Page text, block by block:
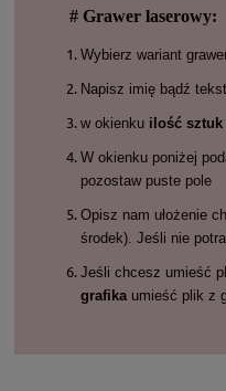
# Grawer laserowy:
Wybierz wariant
Napisz imię bądź
w okienku ilość sztuk
W okienku poniżej
pozostaw puste pole
Opisz nam ułożenie
środek). Jeśli nie
Jeśli chcesz umieść
grafika umieść plik z